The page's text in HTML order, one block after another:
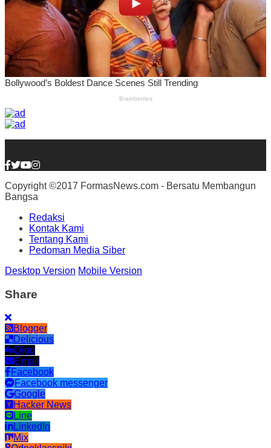
Copyright ©2017 FormasNews.com - Bersatu Membangun
Bangsa
Redaksi
Kontak Kami
Tentang Kami
Pedoman Media Siber
Desktop Version Mobile Version
Share
Blogger
Delicious
Digg
Email
Facebook
Facebook messenger
Google
Hacker News
Line
LinkedIn
Mix